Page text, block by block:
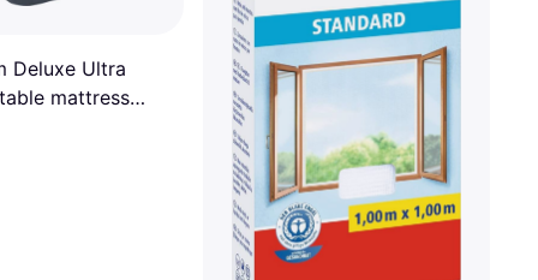
Deluxe Ultra
mattress